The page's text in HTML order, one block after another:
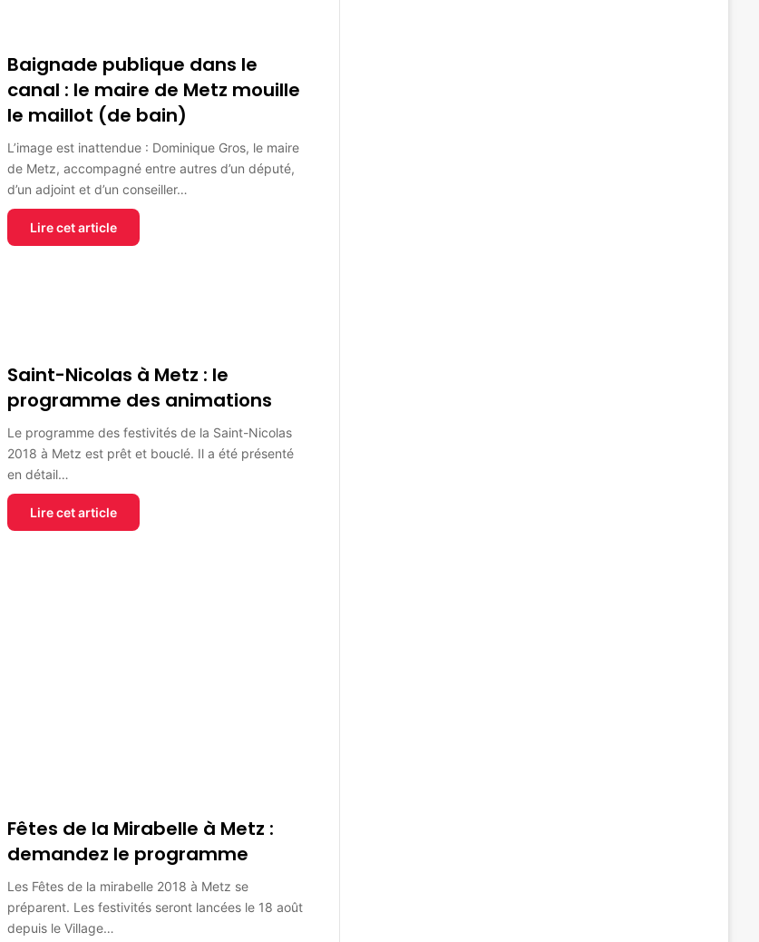
Baignade publique dans le
canal : le maire de Metz mouille
le maillot (de bain)
L’image est inattendue : Dominique Gros, le maire
de Metz, accompagné entre autres d’un député,
d’un adjoint et d’un conseiller…
Lire cet article
Saint-Nicolas à Metz : le
programme des animations
Le programme des festivités de la Saint-Nicolas
2018 à Metz est prêt et bouclé. Il a été présenté
en détail…
Lire cet article
Fêtes de la Mirabelle à Metz :
demandez le programme
Les Fêtes de la mirabelle 2018 à Metz se
préparent. Les festivités seront lancées le 18 août
depuis le Village…